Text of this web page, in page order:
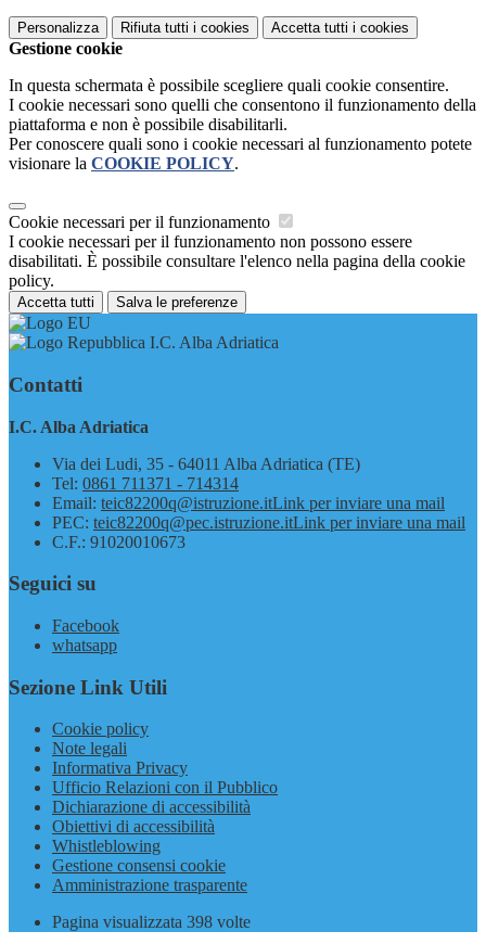
Personalizza Rifiuta tutti i cookies Accetta tutti i cookies
Gestione cookie
In questa schermata è possibile scegliere quali cookie consentire.
I cookie necessari sono quelli che consentono il funzionamento della
piattaforma e non è possibile disabilitarli.
Per conoscere quali sono i cookie necessari al funzionamento potete
visionare la COOKIE POLICY.
Cookie necessari per il funzionamento
I cookie necessari per il funzionamento non possono essere
disabilitati. È possibile consultare l'elenco nella pagina della cookie
policy.
Accetta tutti Salva le preferenze
I.C. Alba Adriatica
Contatti
I.C. Alba Adriatica
Via dei Ludi, 35 - 64011 Alba Adriatica (TE)
Tel: 0861 711371 - 714314
Email: teic82200q@istruzione.itLink per inviare una mail
PEC: teic82200q@pec.istruzione.itLink per inviare una mail
C.F.: 91020010673
Seguici su
Facebook
whatsapp
Sezione Link Utili
Cookie policy
Note legali
Informativa Privacy
Ufficio Relazioni con il Pubblico
Dichiarazione di accessibilità
Obiettivi di accessibilità
Whistleblowing
Gestione consensi cookie
Amministrazione trasparente
Pagina visualizzata 398 volte